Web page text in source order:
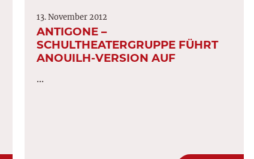
13. November 2012
ANTIGONE –
SCHULTHEATERGRUPPE FÜHRT
ANOUILH-VERSION AUF
...